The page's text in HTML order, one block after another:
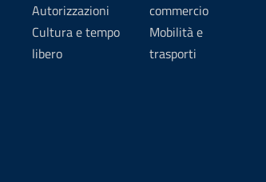
Autorizzazioni
Cultura e tempo
libero
commercio
Mobilità e
trasporti